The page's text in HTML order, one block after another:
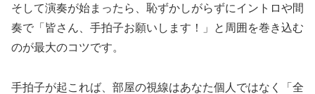
そして演奏が始まったら、恥ずかしがらずにイントロや間
奏で「皆さん、手拍子お願いします！」と周囲を巻き込む
のが最大のコツです。
手拍子が起これば、部屋の視線はあなた個人ではなく「全